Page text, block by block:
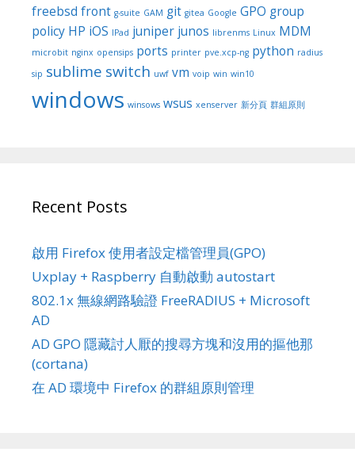
freebsd front g-suite GAM git gitea Google GPO group
policy HP iOS IPad juniper junos librenms Linux MDM
microbit nginx opensips ports printer pve.xcp-ng python radius
sip sublime switch uwf vm voip win win10
windows winsows wsus xenserver 新分頁 群組原則
Recent Posts
啟用 Firefox 使用者設定檔管理員(GPO)
Uxplay + Raspberry 自動啟動 autostart
802.1x 無線網路驗證 FreeRADIUS + Microsoft
AD
AD GPO 隱藏討人厭的搜尋方塊和沒用的摳他那
(cortana)
在 AD 環境中 Firefox 的群組原則管理